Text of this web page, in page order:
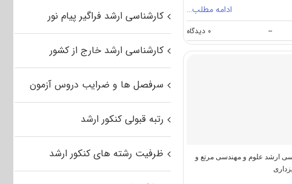
ادامه مطلب…
-- ۰ دیدگاه
on
سوالات
و
ﻣﻬﻨﺪسی
آﺑﺨﻴﺰداری
ارشد علوم و مهندسی مرتع و
کارشناسی ارشد فراگیر پیام نور
کارشناسی ارشد خارج از کشور
سرفصل ها و ضرایب دروس آزمون
رتبه قبولی کنکور ارشد
ظرفیت رشته های کنکور ارشد